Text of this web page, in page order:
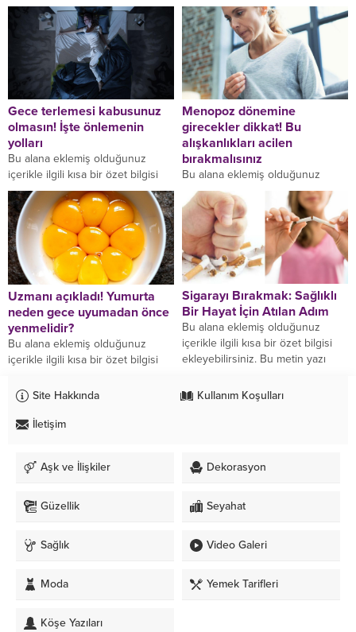
düzenleme sayfasında "Özet"
bölümünden eklenebilir. Özet...
düzenleme sayfasında "Özet"
bölümünden eklenebilir. Özet...
Gece terlemesi kabusunuz
olmasın! İşte önlemenin
yolları
Bu alana eklemiş olduğunuz
içerikle ilgili kısa bir özet bilgisi
ekleyebilirsiniz. Bu metin yazı
düzenleme sayfasında "Özet"
bölümünden eklenebilir. Özet...
Menopoz dönemine
girecekler dikkat! Bu
alışkanlıkları acilen
bırakmalısınız
Bu alana eklemiş olduğunuz
içerikle ilgili kısa bir özet bilgisi
ekleyebilirsiniz. Bu metin yazı
düzenleme sayfasında "Özet"
bölümünden eklenebilir. Özet...
Uzmanı açıkladı! Yumurta
neden gece uyumadan önce
yenmelidir?
Bu alana eklemiş olduğunuz
içerikle ilgili kısa bir özet bilgisi
düzenleme sayfasında "Özet"
Sigarayı Bırakmak: Sağlıklı
Bir Hayat İçin Atılan Adım
Bu alana eklemiş olduğunuz
içerikle ilgili kısa bir özet bilgisi
ekleyebilirsiniz. Bu metin yazı
bölümünden eklenebilir. Özet...
Site Hakkında Kullanım Koşulları
İletişim
Aşk ve İlişkiler Dekorasyon
Güzellik Seyahat
Sağlık Video Galeri
Moda Yemek Tarifleri
Köşe Yazıları